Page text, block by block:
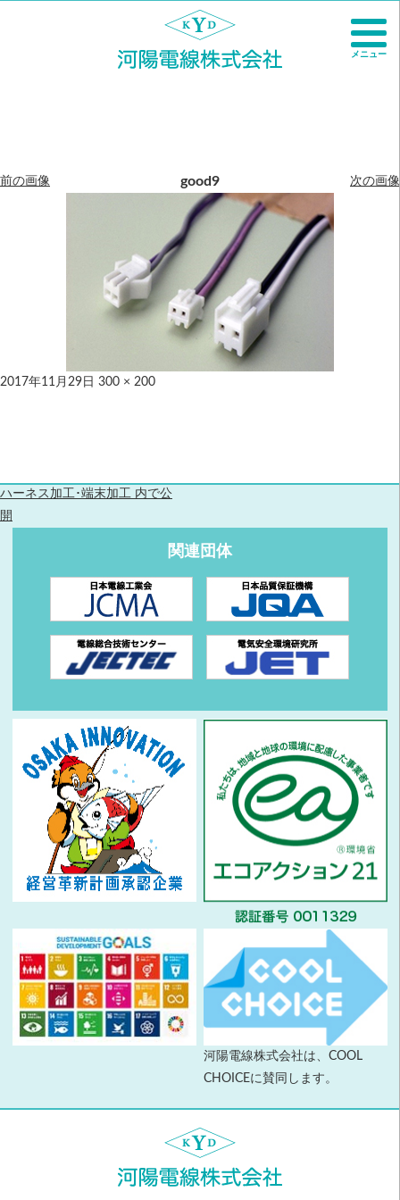
前の画像 次の画像
good9
2017年11月29日 300 × 200
ハーネス加工･端末加工 内で公
開
関連団体
河陽電線株式会社は、COOL
CHOICEに賛同します。
メニュー